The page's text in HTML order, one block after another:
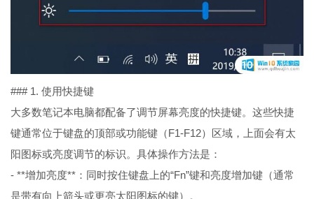
### 1. 使用快捷键
大多数笔记本电脑都配备了调节屏幕亮度的快捷键。这些快捷
键通常位于键盘的顶部或功能键（F1-F12）区域，上面会有太
阳图标或亮度调节的标识。具体操作方法是：
- **增加亮度**：同时按住键盘上的“Fn”键和亮度增加键（通常
是带有向上箭头或更亮太阳图标的键）。